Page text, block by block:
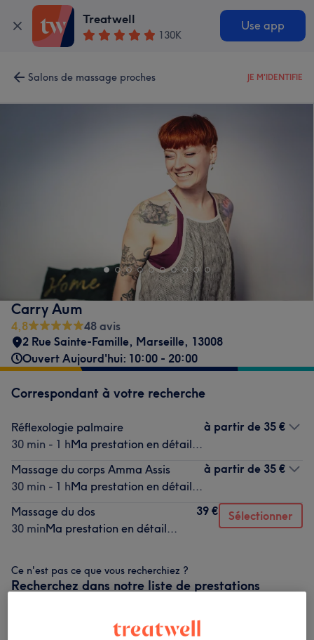
Treatwell
130K
Use app
Salons de massage proches JE M'IDENTIFIE
Carry Aum
4,8
48 avis
2 Rue Sainte-Famille, Marseille, 13008
Ouvert Aujourd'hui: 10:00 - 20:00
Correspondant à votre recherche
Réflexologie palmaire
30 min - 1 hMa prestation en détail...
à partir de 35 €
Massage du corps Amma Assis
30 min - 1 hMa prestation en détail...
à partir de 35 €
Massage du dos
30 minMa prestation en détail...
39 € Sélectionner
Ce n'est pas ce que vous recherchiez ?
Recherchez dans notre liste de prestations
Massages Intemporels (4)